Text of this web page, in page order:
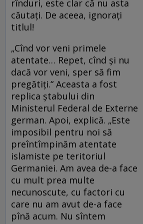
rînduri, este clar că nu asta
căutați. De aceea, ignorați
titlul!
„Cînd vor veni primele
atentate… Repet, cînd și nu
dacă vor veni, sper să fim
pregătiți.“ Aceasta a fost
replica ștabului din
Ministerul Federal de Externe
german. Apoi, explică. „Este
imposibil pentru noi să
preîntîmpinăm atentate
islamiste pe teritoriul
Germaniei. Am avea de-a face
cu mult prea multe
necunoscute, cu factori cu
care nu am avut de-a face
pînă acum. Nu sîntem